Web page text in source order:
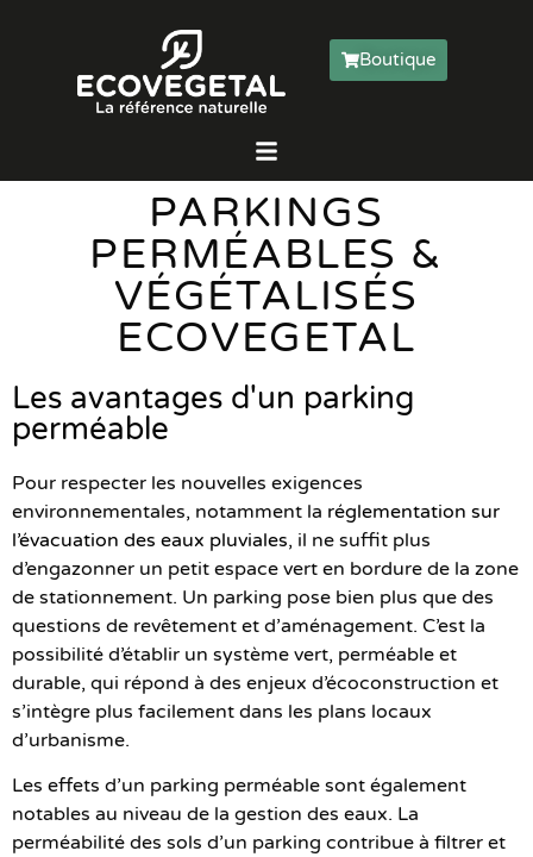
Boutique
PARKINGS
PERMÉABLES &
VÉGÉTALISÉS
ECOVEGETAL
Les avantages d'un parking
perméable
Pour respecter les nouvelles exigences
environnementales, notamment la réglementation sur
l’évacuation des eaux pluviales, il ne suffit plus
d’engazonner un petit espace vert en bordure de la zone
de stationnement. Un parking pose bien plus que des
questions de revêtement et d’aménagement. C’est la
possibilité d’établir un système vert, perméable et
durable, qui répond à des enjeux d’écoconstruction et
s’intègre plus facilement dans les plans locaux
d’urbanisme.
Les effets d’un parking perméable sont également
notables au niveau de la gestion des eaux. La
perméabilité des sols d’un parking contribue à filtrer et